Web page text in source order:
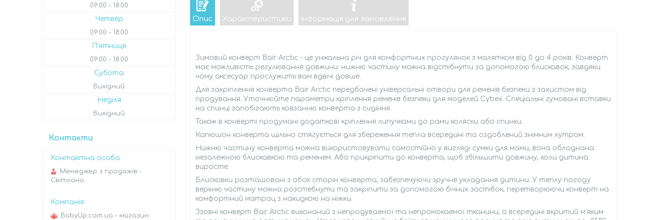
Опис Характеристики Інформація для замовлення
Зимовий конверт Bair Arctic - це унікальна річ для комфортних прогулянок з малятком від 0 до 4 років. Конверт
має можливість регулювання довжини: нижню частину можна відстібнути за допомогою блискавок, завдяки
чому аксесуар прослужить вам вдвічі довше.
Для закріплення конверта Bair Arctic передбачені універсальні отвори для ременів безпеки з захистом від
продування. Уточнюйте параметри кріплення ременів безпеки для моделей Cybex. Спеціальні гумовані вставки
на спинці запобігають ковзанню конверта з сидіння.
Також в конверті продумані додаткові кріплення липучками до рами коляски або спинки.
Капюшон конверта щільно стягується для збереження тепла всередині та оздоблений знімним хутром.
Нижню частину конверта можна використовувати самостійно у вигляді сумки для мами, вона обладнана
незалежною блискавкою та ременем. Або прикріпити до конверта, щоб збільшити довжину, коли дитина
виросте.
Блискавки розташовані з обох сторін конверта, забезпечуючи зручне укладання дитини. У теплу погоду
верхню частину можна розстебнути та закріпити за допомогою бічних застібок, перетворюючи конверт на
комфортний матрац з накидкою на ніжки.
Ззовні конверт Bair Arctic виконаний з непродуваемої та непромокаемої тканини, а всередині вкритий м'яким
09:00 18:00
Четвер
09:00 18:00
Пʼятниця
09:00 18:00
Субота
Вихідний
Неділя
Вихідний
Контакти
Менеджер з продажів -
Світлана
BabyUp.com.ua – магазин